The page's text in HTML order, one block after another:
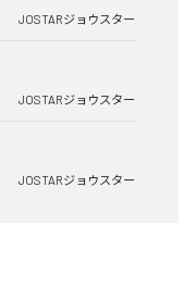
JOSTARジョウスター
JOSTARジョウスター
JOSTARジョウスター